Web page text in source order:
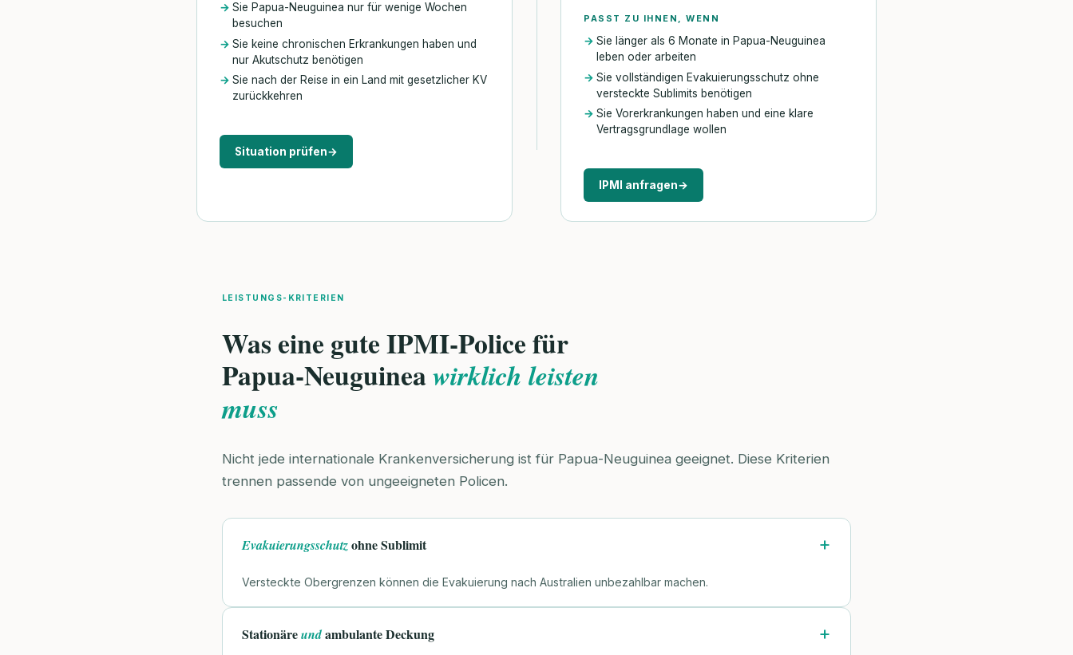
Sie Papua-Neuguinea nur für wenige Wochen
besuchen
Sie keine chronischen Erkrankungen haben und
nur Akutschutz benötigen
Sie nach der Reise in ein Land mit gesetzlicher KV
zurückkehren
Situation prüfen→
PASST ZU IHNEN, WENN
Sie länger als 6 Monate in Papua-Neuguinea
leben oder arbeiten
Sie vollständigen Evakuierungsschutz ohne
versteckte Sublimits benötigen
Sie Vorerkrankungen haben und eine klare
Vertragsgrundlage wollen
IPMI anfragen→
LEISTUNGS-KRITERIEN
Was eine gute IPMI-Police für
Papua-Neuguineawirklich leisten
muss
Nicht jede internationale Krankenversicherung ist für Papua-Neuguinea geeignet. Diese Kriterien
trennen passende von ungeeigneten Policen.
Evakuierungsschutzohne Sublimit
Versteckte Obergrenzen können die Evakuierung nach Australien unbezahlbar machen.
Stationäreundambulante Deckung